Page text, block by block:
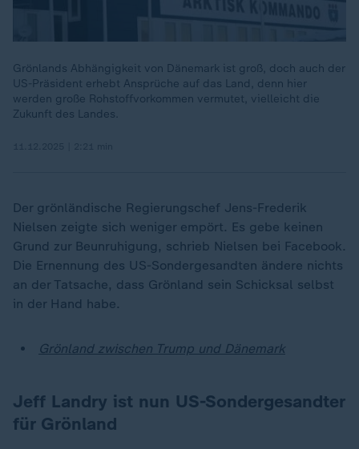
Grönlands Abhängigkeit von Dänemark ist groß, doch auch der
US-Präsident erhebt Ansprüche auf das Land, denn hier
werden große Rohstoffvorkommen vermutet, vielleicht die
Zukunft des Landes.
Der grönländische Regierungschef Jens-Frederik
Nielsen zeigte sich weniger empört. Es gebe keinen
Grund zur Beunruhigung, schrieb Nielsen bei Facebook.
Die Ernennung des US-Sondergesandten ändere nichts
an der Tatsache, dass Grönland sein Schicksal selbst
in der Hand habe.
Grönland zwischen Trump und Dänemark
Jeff Landry ist nun US-Sondergesandter
für Grönland